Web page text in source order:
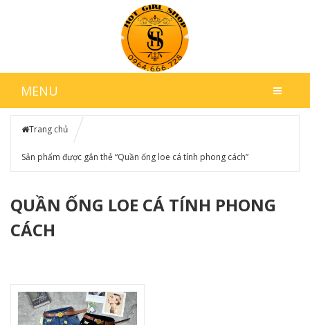
MENU
Trang chủ
Sản phẩm được gắn thẻ “Quần ống loe cá tính phong cách”
QUẦN ỐNG LOE CÁ TÍNH PHONG
CÁCH